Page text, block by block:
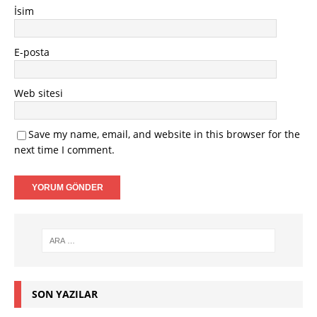
İsim
E-posta
Web sitesi
Save my name, email, and website in this browser for the
next time I comment.
SON YAZILAR